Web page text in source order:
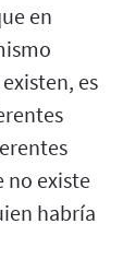
en
es
no existe
habría